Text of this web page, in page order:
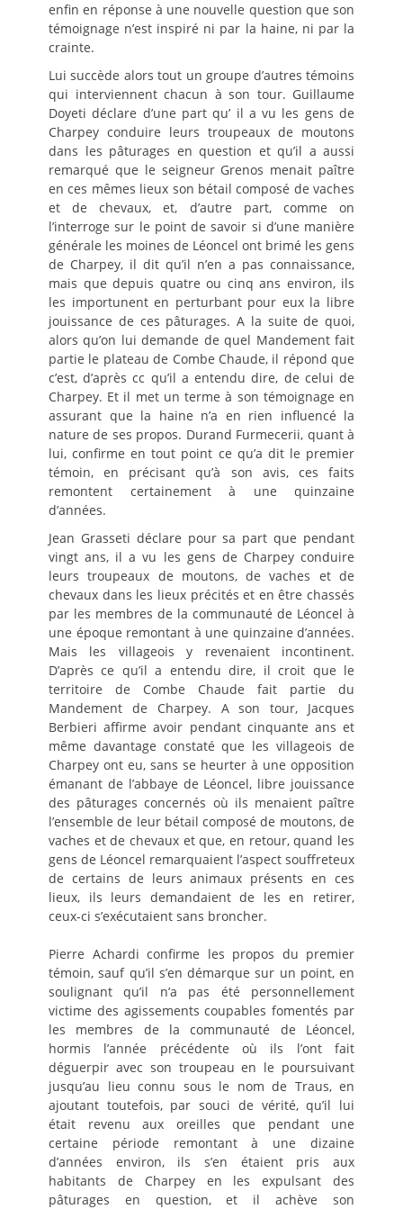
enfin en réponse à une nouvelle question que son
témoignage n’est inspiré ni par la haine, ni par la
crainte.
Lui succède alors tout un groupe d’autres témoins
qui interviennent chacun à son tour. Guillaume
Doyeti déclare d’une part qu’ il a vu les gens de
Charpey conduire leurs troupeaux de moutons
dans les pâturages en question et qu’il a aussi
remarqué que le seigneur Grenos menait paître
en ces mêmes lieux son bétail composé de vaches
et de chevaux, et, d’autre part, comme on
l’interroge sur le point de savoir si d’une manière
générale les moines de Léoncel ont brimé les gens
de Charpey, il dit qu’il n’en a pas connaissance,
mais que depuis quatre ou cinq ans environ, ils
les importunent en perturbant pour eux la libre
jouissance de ces pâturages. A la suite de quoi,
alors qu’on lui demande de quel Mandement fait
partie le plateau de Combe Chaude, il répond que
c’est, d’après cc qu’il a entendu dire, de celui de
Charpey. Et il met un terme à son témoignage en
assurant que la haine n’a en rien influencé la
nature de ses propos. Durand Furmecerii, quant à
lui, confirme en tout point ce qu’a dit le premier
témoin, en précisant qu’à son avis, ces faits
remontent certainement à une quinzaine
d’années.
Jean Grasseti déclare pour sa part que pendant
vingt ans, il a vu les gens de Charpey conduire
leurs troupeaux de moutons, de vaches et de
chevaux dans les lieux précités et en être chassés
par les membres de la communauté de Léoncel à
une époque remontant à une quinzaine d’années.
Mais les villageois y revenaient incontinent.
D’après ce qu’il a entendu dire, il croit que le
territoire de Combe Chaude fait partie du
Mandement de Charpey. A son tour, Jacques
Berbieri affirme avoir pendant cinquante ans et
même davantage constaté que les villageois de
Charpey ont eu, sans se heurter à une opposition
émanant de l’abbaye de Léoncel, libre jouissance
des pâturages concernés où ils menaient paître
l’ensemble de leur bétail composé de moutons, de
vaches et de chevaux et que, en retour, quand les
gens de Léoncel remarquaient l’aspect souffreteux
de certains de leurs animaux présents en ces
lieux, ils leurs demandaient de les en retirer,
ceux-ci s’exécutaient sans broncher.
Pierre Achardi confirme les propos du premier
témoin, sauf qu’il s’en démarque sur un point, en
soulignant qu’il n’a pas été personnellement
victime des agissements coupables fomentés par
les membres de la communauté de Léoncel,
hormis l’année précédente où ils l’ont fait
déguerpir avec son troupeau en le poursuivant
jusqu’au lieu connu sous le nom de Traus, en
ajoutant toutefois, par souci de vérité, qu’il lui
était revenu aux oreilles que pendant une
certaine période remontant à une dizaine
d’années environ, ils s’en étaient pris aux
habitants de Charpey en les expulsant des
pâturages en question, et il achève son